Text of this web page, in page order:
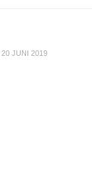
20 JUNI 2019